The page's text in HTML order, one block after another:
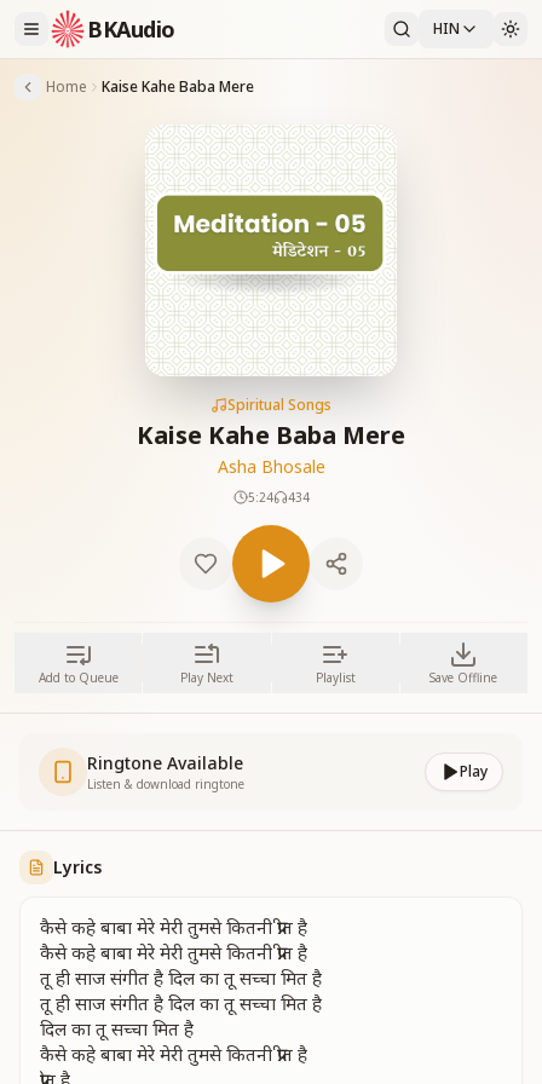
BKAudio HIN
Home Kaise Kahe Baba Mere
Spiritual Songs
Kaise Kahe Baba Mere
Asha Bhosale
5:24 434
Add to Queue Play Next Playlist Save Offline
Ringtone Available
Listen & download ringtone
Play
Lyrics
कैसे कहे बाबा मेरे मेरी तुमसे कितनी प्रीत है
कैसे कहे बाबा मेरे मेरी तुमसे कितनी प्रीत है
तू ही साज संगीत है दिल का तू सच्चा मित है
तू ही साज संगीत है दिल का तू सच्चा मित है
दिल का तू सच्चा मित है
कैसे कहे बाबा मेरे मेरी तुमसे कितनी प्रीत है
प्रीत है